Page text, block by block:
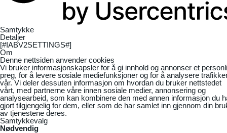
Samtykke
Detaljer
[#IABV2SETTINGS#]
Om
Denne nettsiden anvender cookies
Vi bruker informasjonskapsler for å gi innhold og annonser et
preg, for å levere sosiale mediefunksjoner og for å analysere
vår. Vi deler dessuten informasjon om hvordan du bruker nettstedet
vårt, med partnerne våre innen sosiale medier, annonsering og
analysearbeid, som kan kombinere den med annen informasjon du
gjort tilgjengelig for dem, eller som de har samlet inn gjennom din
av tjenestene deres.
Samtykkevalg
Nødvendig